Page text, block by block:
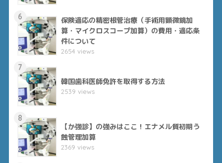
6
保険適応の精密根管治療（手術用顕微鏡加
算・マイクロスコープ加算）の費用・適応条
件について
2654 views
7
韓国歯科医師免許を取得する方法
2539 views
8
【か強診】の強みはここ！エナメル質初期う
蝕管理加算
2369 views